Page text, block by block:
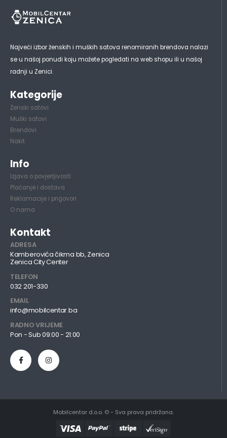
Najveći izbor ženskih i muških satova renomiranih brendova nalazi
se u našoj ponudi koju možete pogledati na web shopu ili u našoj
radnji u Zenici.
Kategorije
Ženski satovi
Muški satovi
Brendovi
Nakit
Info
Izjava o povjerljivosti
Plaćanje i dostava
Reklamacije i prigovori
O nama
Kontakt
ADRESA
Kamberovića čikma bb, Zenica
Zenica City Center
TELEFON
032 201-330
EMAIL
info@mobilcentar.ba
RADNO VRIJEME
Pon - Sub 09:00 - 21:00
Mobilcentar d.o.o. © - Sva prava pridržana.